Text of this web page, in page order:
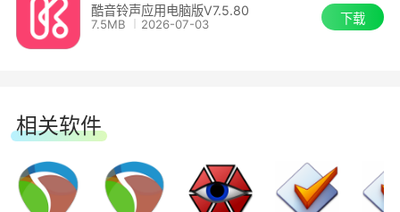
酷音铃声应用电脑版V7.5.80
7.5MB 2026-07-03 下载
相关软件